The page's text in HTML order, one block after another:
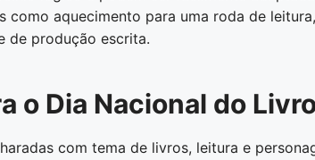
como aquecimento para uma roda de
de produção escrita.
o Dia Nacional do
com tema de livros, leitura e